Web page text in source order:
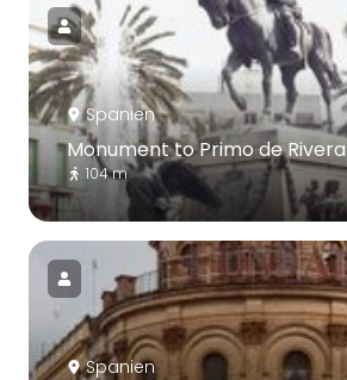
Spanien
Monument to Primo de Rivera
104 m
Spanien